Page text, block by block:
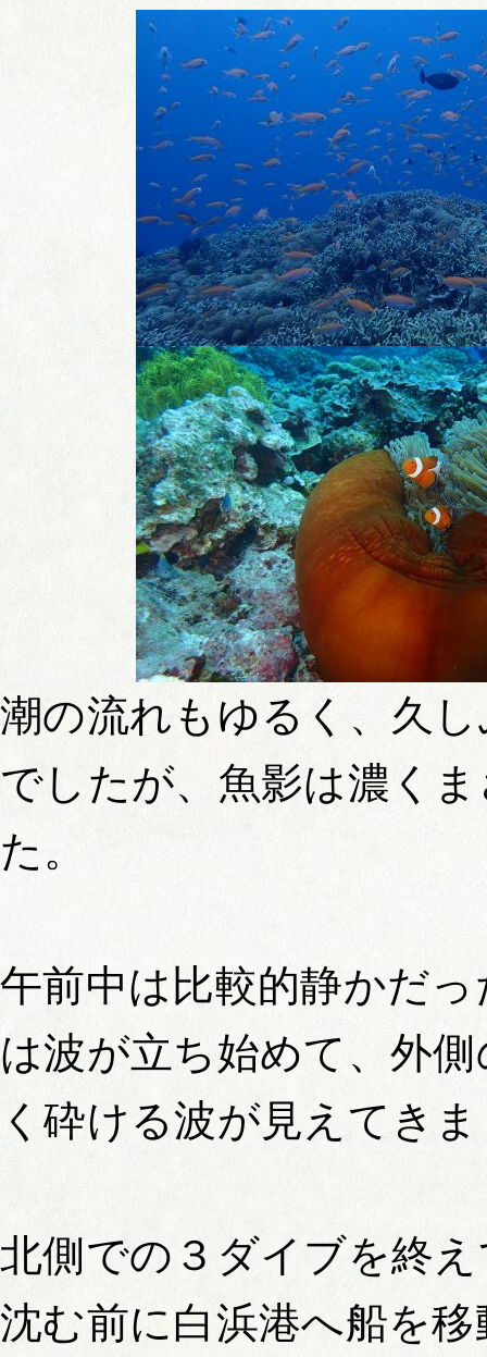
潮の流れもゆるく、久
でしたが、魚影は濃く
た。
午前中は比較的静かだ
は波が立ち始めて、外
く砕ける波が見えてき
北側での３ダイブを終
沈む前に白浜港へ船を